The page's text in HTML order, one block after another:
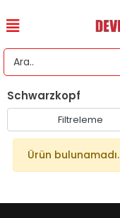
Schwarzkopf
Filtreleme
Ürün bulunamadı.